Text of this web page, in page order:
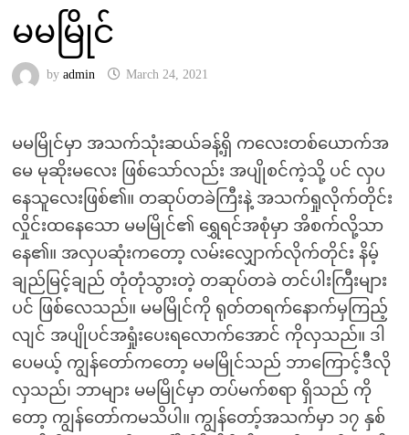
မမမြိုင်
by admin March 24, 2021
မမမြိုင်မှာ အသက်သုံးဆယ်ခန့်ရှိ ကလေးတစ်ယောက်အ
မေ မုဆိုးမလေး ဖြစ်သော်လည်း အပျိုစင်ကဲ့သို့ ပင် လှပ
နေသူလေးဖြစ်၏။ တဆုပ်တခဲကြီးနဲ့ အသက်ရှုလိုက်တိုင်း
လှိုင်းထနေသော မမမြိုင်၏ ရွှေရင်အစုံမှာ အိစက်လို့သာ
နေ၏။ အလှပဆုံးကတော့ လမ်းလျှောက်လိုက်တိုင်း နိမ့်
ချည်မြင့်ချည် တုံတုံသွားတဲ့ တဆုပ်တခဲ တင်ပါးကြီးများ
ပင် ဖြစ်လေသည်။ မမမြိုင်ကို ရုတ်တရက်နောက်မှကြည့်
လျင် အပျိုပင်အရှုံးပေးရလောက်အောင် ကိုလှသည်။ ဒါ
ပေမယ့် ကျွန်တော်ကတော့ မမမြိုင်သည် ဘာကြောင့်ဒီလို
လှသည်၊ ဘာများ မမမြိုင်မှာ တပ်မက်စရာ ရှိသည် ကို
တော့ ကျွန်တော်ကမသိပါ။ ကျွန်တော့်အသက်မှာ ၁၇ နှစ်